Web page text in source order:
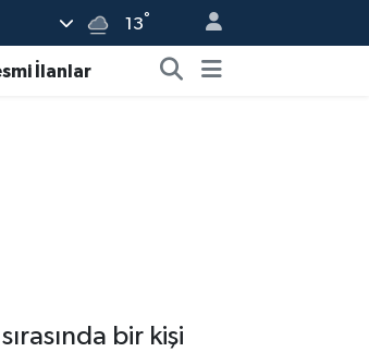
13°
İlanlar
bir kişi